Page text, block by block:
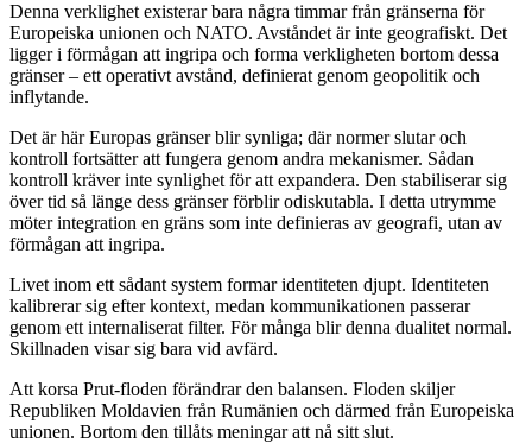
Denna verklighet existerar bara några timmar från gränserna för
Europeiska unionen och NATO. Avståndet är inte geografiskt. Det
ligger i förmågan att ingripa och forma verkligheten bortom dessa
gränser – ett operativt avstånd, definierat genom geopolitik och
inflytande.
Det är här Europas gränser blir synliga; där normer slutar och
kontroll fortsätter att fungera genom andra mekanismer. Sådan
kontroll kräver inte synlighet för att expandera. Den stabiliserar sig
över tid så länge dess gränser förblir odiskutabla. I detta utrymme
möter integration en gräns som inte definieras av geografi, utan av
förmågan att ingripa.
Livet inom ett sådant system formar identiteten djupt. Identiteten
kalibrerar sig efter kontext, medan kommunikationen passerar
genom ett internaliserat filter. För många blir denna dualitet normal.
Skillnaden visar sig bara vid avfärd.
Att korsa Prut-floden förändrar den balansen. Floden skiljer
Republiken Moldavien från Rumänien och därmed från Europeiska
unionen. Bortom den tillåts meningar att nå sitt slut.